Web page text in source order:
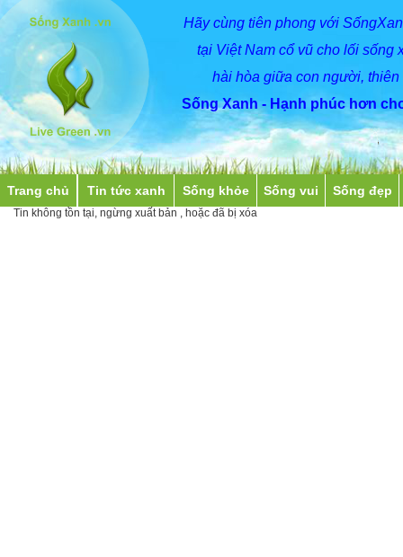
Hãycùng tiên phong với
tại Việt Nam cổ vũ cho lối sống
hài hòa giữa con người, thiên
Sống Xanh - Hạnh phúc hơn
Trang chủ Tin tức xanh Sống khỏe Sống vui Sống đẹp
Tin không tồn tại, ngừng xuất bản , hoặc đã bị xóa